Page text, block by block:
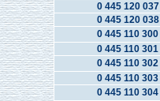
0 445 120 037
0 445 120 038
0 445 110 300
0 445 110 301
0 445 110 302
0 445 110 303
0 445 110 304